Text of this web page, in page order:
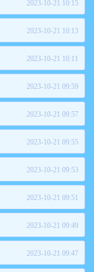
2023-10-21 10:15
2023-10-21 10:13
2023-10-21 10:11
2023-10-21 09:59
2023-10-21 09:57
2023-10-21 09:55
2023-10-21 09:53
2023-10-21 09:51
2023-10-21 09:49
2023-10-21 09:47